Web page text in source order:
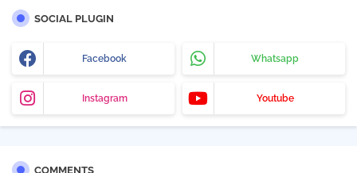
SOCIAL PLUGIN
Facebook Whatsapp
Instagram Youtube
COMMENTS